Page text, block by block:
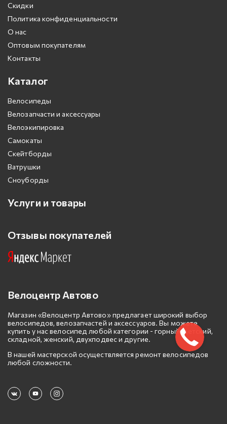
Скидки
Политика конфиденциальности
О нас
Оптовым покупателям
Контакты
Каталог
Велосипеды
Велозапчасти и аксессуары
Велоэкипировка
Самокаты
Скейтборды
Ватрушки
Сноуборды
Услуги и товары
Отзывы покупателей
Велоцентр Автово
Магазин «Велоцентр Автово» предлагает широкий выбор
велосипедов, велозапчастей и аксессуаров. Вы можете
купить у нас велосипед любой категории - горный, детский,
складной, женский, двухподвес и другие.
В нашей мастерской осуществляется ремонт велосипедов
любой сложности.